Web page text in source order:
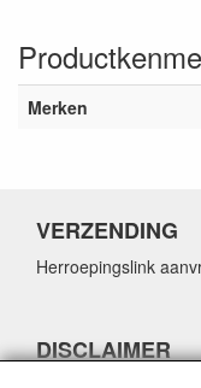
Merken
VERZENDING
Herroepingslink
DISCLAIMER